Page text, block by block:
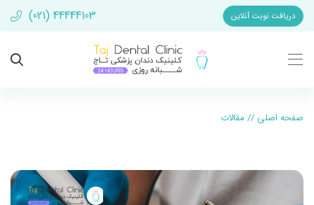
دریافت نوبت آنلاین (021) 44444103
صفحه اصلی // مقالات